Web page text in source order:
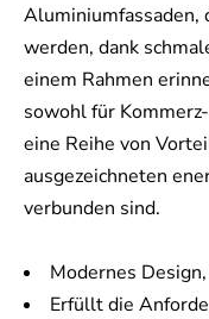
Aluminiumfassaden,
werden, dank
einem Rahmen
sowohl für
eine Reihe von
ausgezeichneten
verbunden sind.
Modernes Design,
Erfüllt die